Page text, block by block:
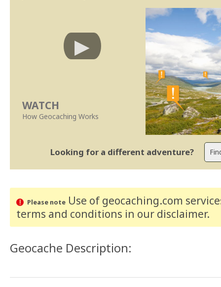
WATCH
How Geocaching Works
Looking for a different adventure?
Please noteUse of geocaching.com
terms and conditions in our disclaimer.
Geocache Description: